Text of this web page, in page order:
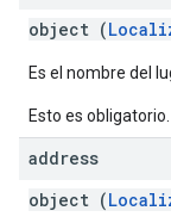
object (
Es el nombre del
Esto es obligatorio.
address
object (